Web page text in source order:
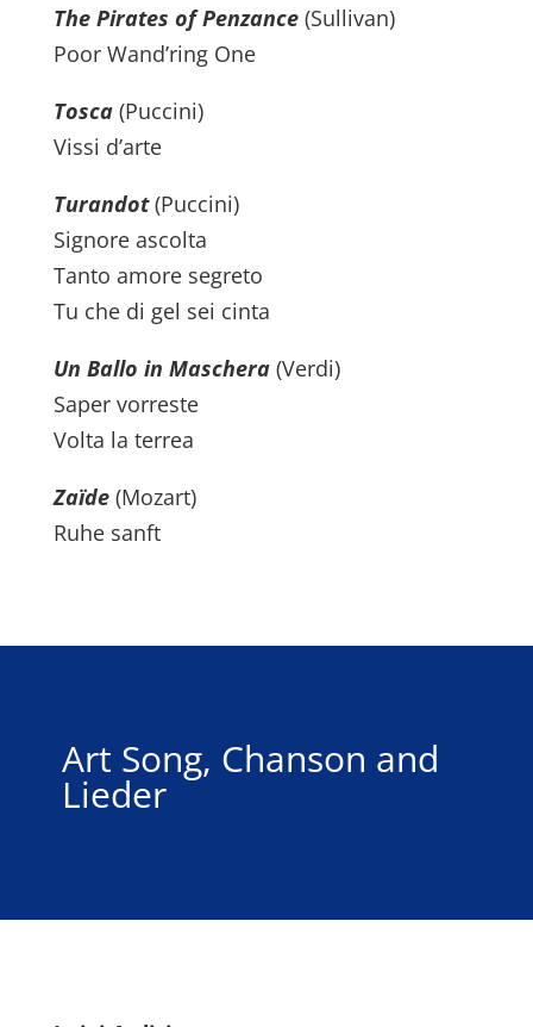
The Pirates of Penzance(Sullivan)
Poor Wand’ring One
Tosca(Puccini)
Vissi d’arte
Turandot(Puccini)
Signore ascolta
Tanto amore segreto
Tu che di gel sei cinta
Un Ballo in Maschera(Verdi)
Saper vorreste
Volta la terrea
Zaïde(Mozart)
Ruhe sanft
Art Song, Chanson and
Lieder